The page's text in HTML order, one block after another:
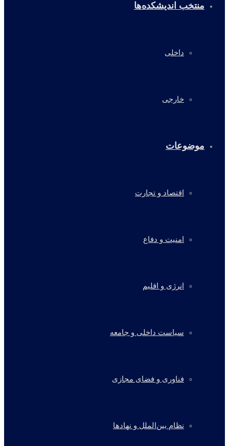
منتخب اندیشکده‌ها
داخلی
خارجی
موضوعات
اقتصاد و تجارت
امنیت و دفاع
انرژی و اقلیم
سیاست داخلی و جامعه
فناوری و فضای مجازی
نظام بین‌الملل و نهادها